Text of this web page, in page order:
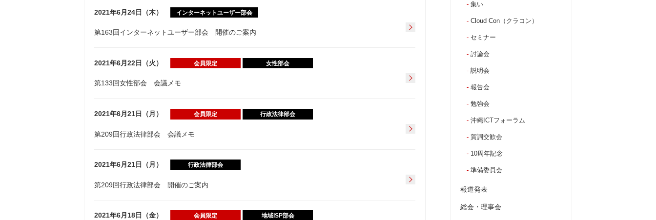
2021年6月24日（木） インターネットユーザー部会
第163回インターネットユーザー部会 開催のご案内
2021年6月22日（火） 会員限定 女性部会
第133回女性部会 会議メモ
2021年6月21日（月） 会員限定 行政法律部会
第209回行政法律部会 会議メモ
2021年6月21日（月） 行政法律部会
第209回行政法律部会 開催のご案内
2021年6月18日（金） 会員限定 地域ISP部会
集い
Cloud Con（クラコン）
セミナー
討論会
説明会
報告会
勉強会
沖縄ICTフォーラム
賀詞交歓会
10周年記念
準備委員会
報道発表
総会・理事会